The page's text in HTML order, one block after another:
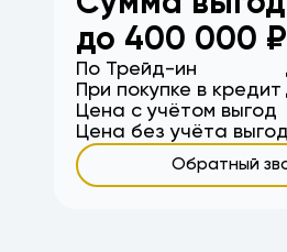
до 400 000 ₽
По Трейд-ин
При покупке в кредит
Цена с учётом выгод
Цена без учёта выгод
Обратный